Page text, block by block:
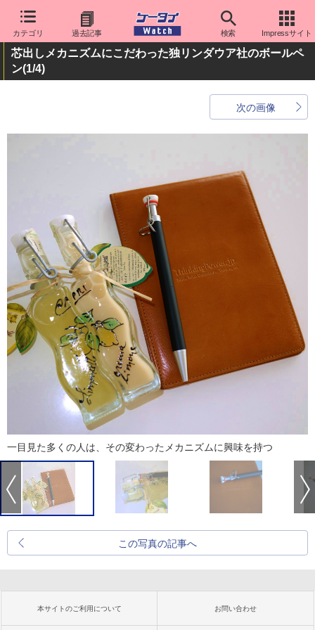
カテゴリ 過去記事 検索 Impressサイト
芯出しメカニズムにこだわった独リンダウア社のボールペ
ン(1/4)
次の画像
一目見た多くの人は、その変わったメカニズムに興味を持つ
この写真の記事へ
本サイトのご利用について お問い合わせ